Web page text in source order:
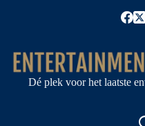
Dé plek voor het laatste